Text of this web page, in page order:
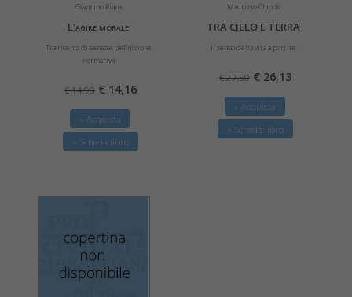
Giannino Piana
L'agire morale
Tra ricerca di senso e definizione
normativa
€ 14,90 € 14,16
» Acquista
» Scheda libro
Maurizio Chiodi
TRA CIELO E TERRA
Il senso della vita a partire
€ 27,50 € 26,13
» Acquista
» Scheda libro